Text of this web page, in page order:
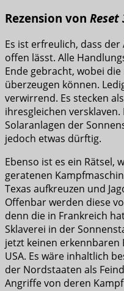
Rezension von
Es ist erfreulich, dass
offen lässt. Alle
Ende gebracht, wobei
überzeugen können.
verwirrend. Es stecken
ihresgleichen
Solaranlagen der
jedoch etwas dürftig.
Ebenso ist es ein Rätsel,
geratenen
Texas aufkreuzen und
Offenbar werden diese
denn die in Frankreich
Sklaverei in der
jetzt keinen erkennbaren
USA. Es wäre inhaltlich
der Nordstaaten als
Angriffe von deren